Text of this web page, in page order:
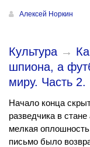
Алексей Норкин
Культура →
шпиона, а
миру. Часть 2.
Начало конца
разведчика в
мелкая
письмо было